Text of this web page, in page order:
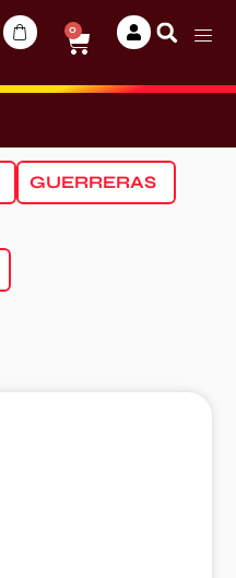
0
GUERRERAS